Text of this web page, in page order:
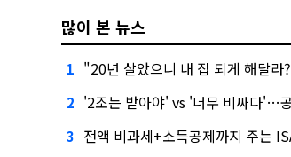
많이 본 뉴스
1 "20년 살았으니 내 집 되게 해달라
2 '2조는 받아야' vs '너무 비싸다'…공차, 매각
3 전액 비과세+소득공제까지 주는